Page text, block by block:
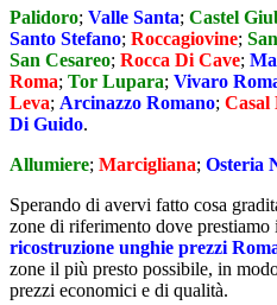
Palidoro; Valle Santa; Castel
Santo Stefano; Roccagiovine;
San Cesareo; Rocca Di Cave;
Roma; Tor Lupara; Vivaro
Leva; Arcinazzo Romano; Casal
Di Guido.
Allumiere; Marcigliana; Osteria
Sperando di avervi fatto cosa
zone di riferimento dove
ricostruzione unghie prezzi
zone il più presto possibile, in
prezzi economici e di qualità.